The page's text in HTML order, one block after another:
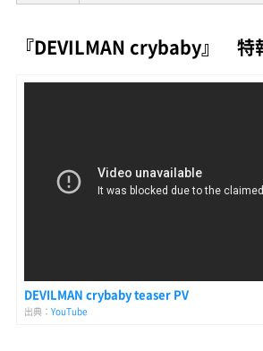
『DEVILMAN crybaby』 特
DEVILMAN crybaby teaser PV
出典： YouTube